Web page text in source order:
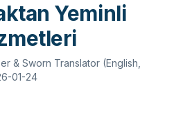
Yeminli
& Sworn Translator (English,
01-24